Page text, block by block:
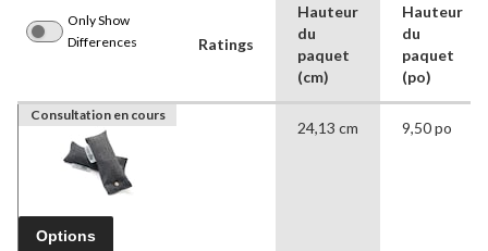
Only Show
Differences
Ratings
Hauteur
du
paquet
(cm)
Hauteur
du
paquet
(po)
Consultation en cours
Options
24,13 cm 9,50 po